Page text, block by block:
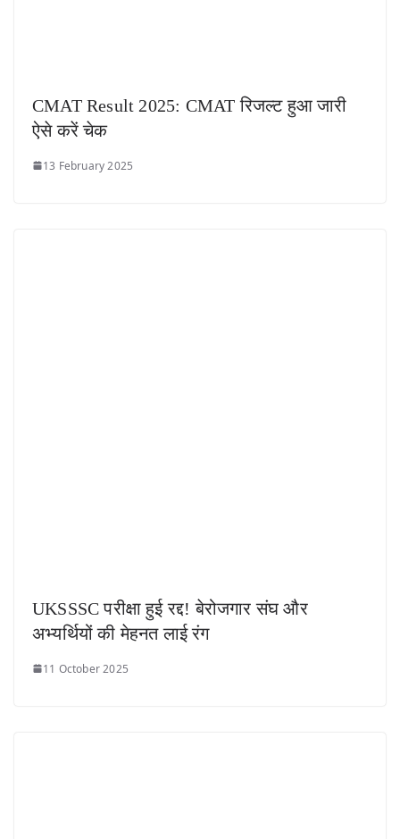
CMAT Result 2025: CMAT रिजल्ट हुआ जारी
ऐसे करें चेक
13 February 2025
UKSSSC परीक्षा हुई रद्द! बेरोजगार संघ और
अभ्यर्थियों की मेहनत लाई रंग
11 October 2025